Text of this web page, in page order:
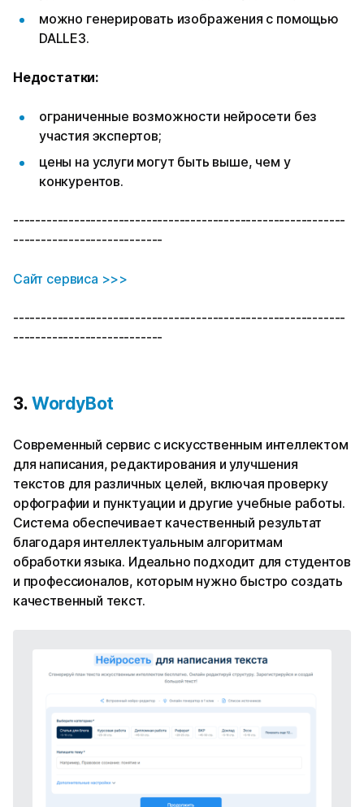
можно генерировать изображения с помощью
DALLE3.
Недостатки:
ограниченные возможности нейросети без
участия экспертов;
цены на услуги могут быть выше, чем у
конкурентов.
------------------------------------------------------------
---------------------------
Сайт сервиса >>>
------------------------------------------------------------
---------------------------
3. WordyBot
Современный сервис с искусственным интеллектом
для написания, редактирования и улучшения
текстов для различных целей, включая проверку
орфографии и пунктуации и другие учебные работы.
Система обеспечивает качественный результат
благодаря интеллектуальным алгоритмам
обработки языка. Идеально подходит для студентов
и профессионалов, которым нужно быстро создать
качественный текст.